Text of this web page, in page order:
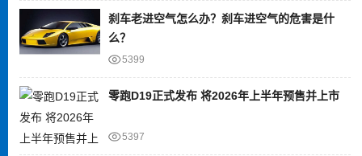
刹车老进空气怎么办？刹车进空气的危害是什
么？
5399
零跑D19正式发布 将2026年上半年预售并上市
5397